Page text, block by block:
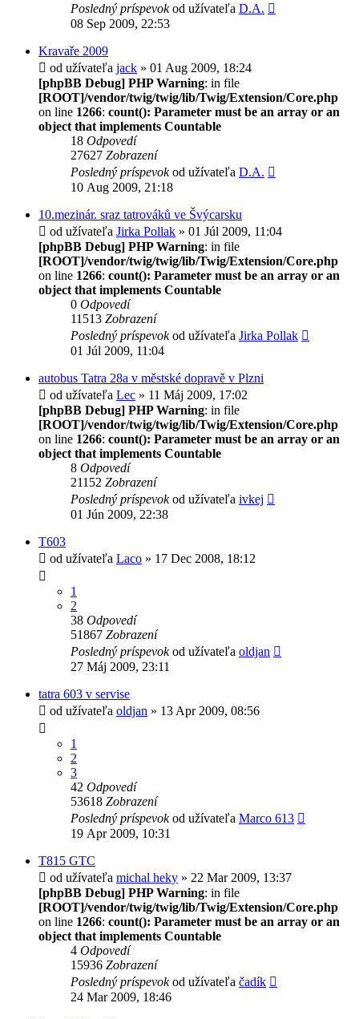
Posledný príspevokod užívateľa D.A.
08 Sep 2009, 22:53
Kravaře 2009
od užívateľa jack » 01 Aug 2009, 18:24
[phpBB Debug] PHP Warning: in file
[ROOT]/vendor/twig/twig/lib/Twig/Extension/Core.php
on line 1266: count(): Parameter must be an array or an
object that implements Countable
18 Odpovedí
27627 Zobrazení
Posledný príspevokod užívateľa D.A.
10 Aug 2009, 21:18
10.mezinár. sraz tatrováků ve Švýcarsku
od užívateľa Jirka Pollak » 01 Júl 2009, 11:04
[phpBB Debug] PHP Warning: in file
[ROOT]/vendor/twig/twig/lib/Twig/Extension/Core.php
on line 1266: count(): Parameter must be an array or an
object that implements Countable
0 Odpovedí
11513 Zobrazení
Posledný príspevokod užívateľa Jirka Pollak
01 Júl 2009, 11:04
autobus Tatra 28a v městské dopravě v Plzni
od užívateľa Lec » 11 Máj 2009, 17:02
[phpBB Debug] PHP Warning: in file
[ROOT]/vendor/twig/twig/lib/Twig/Extension/Core.php
on line 1266: count(): Parameter must be an array or an
object that implements Countable
8 Odpovedí
21152 Zobrazení
Posledný príspevokod užívateľa ivkej
01 Jún 2009, 22:38
T603
od užívateľa Laco » 17 Dec 2008, 18:12
1
2
38 Odpovedí
51867 Zobrazení
Posledný príspevokod užívateľa oldjan
27 Máj 2009, 23:11
tatra 603 v servise
od užívateľa oldjan » 13 Apr 2009, 08:56
1
2
3
42 Odpovedí
53618 Zobrazení
Posledný príspevokod užívateľa Marco 613
19 Apr 2009, 10:31
T815 GTC
od užívateľa michal heky » 22 Mar 2009, 13:37
[phpBB Debug] PHP Warning: in file
[ROOT]/vendor/twig/twig/lib/Twig/Extension/Core.php
on line 1266: count(): Parameter must be an array or an
object that implements Countable
4 Odpovedí
15936 Zobrazení
Posledný príspevokod užívateľa čadík
24 Mar 2009, 18:46